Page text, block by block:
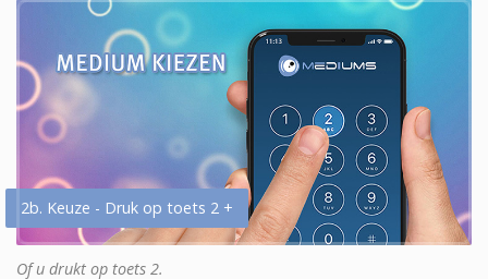
2b. Keuze - Druk op toets 2 +
Of u drukt op toets 2.